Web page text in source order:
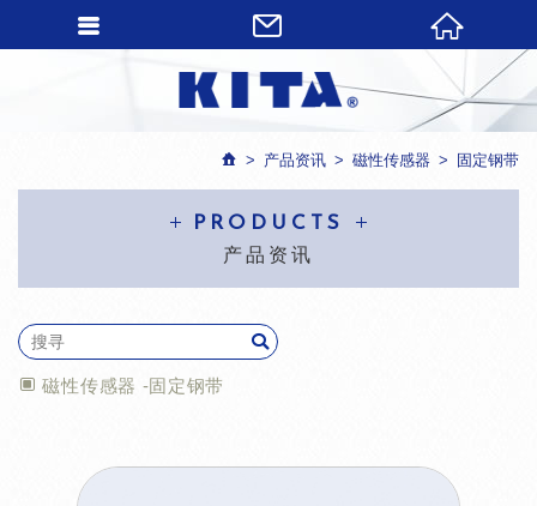
产品资讯 磁性传感器 固定钢带
PRODUCTS
产品资讯
磁性传感器 -固定钢带